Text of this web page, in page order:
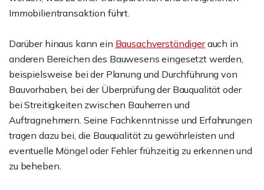
Immobilientransaktion führt.
Darüber hinaus kann ein Bausachverständigerauch in
anderen Bereichen des Bauwesens eingesetzt werden,
beispielsweise bei der Planung und Durchführung von
Bauvorhaben, bei der Überprüfung der Bauqualität oder
bei Streitigkeiten zwischen Bauherren und
Auftragnehmern. Seine Fachkenntnisse und Erfahrungen
tragen dazu bei, die Bauqualität zu gewährleisten und
eventuelle Mängel oder Fehler frühzeitig zu erkennen und
zu beheben.